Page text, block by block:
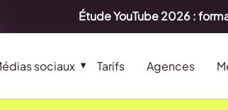
Étude YouTube 2026 :
sociaux Tarifs Agences